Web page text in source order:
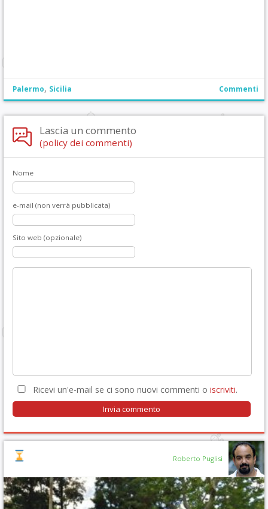
Palermo, Sicilia Commenti
Lascia un commento
(policy dei commenti)
Nome
e-mail (non verrà pubblicata)
Sito web (opzionale)
Ricevi un'e-mail se ci sono nuovi commenti o iscriviti.
Roberto Puglisi